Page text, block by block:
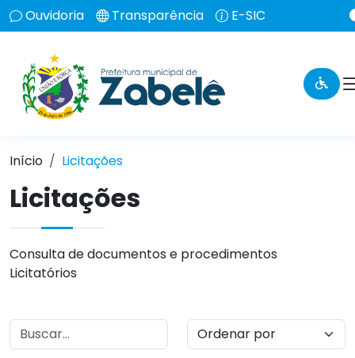
Ouvidoria Transparência E-SIC
Início Licitações
Licitações
Consulta de documentos e procedimentos
Licitatórios